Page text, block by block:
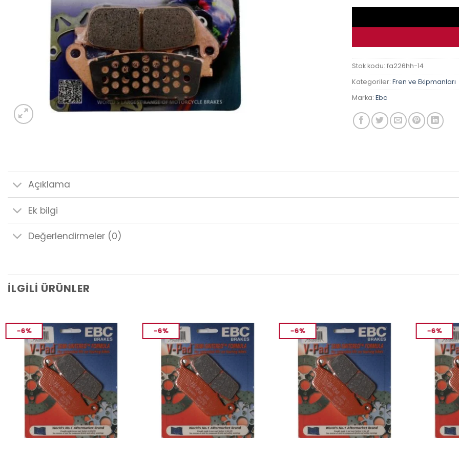
Stok kodu: fa226hh-14
Kategoriler: Fren ve Ekipmanları
Marka: Ebc
Açıklama
Ek bilgi
Değerlendirmeler (0)
İLGILI ÜRÜNLER
-6% -6% -6% -6%